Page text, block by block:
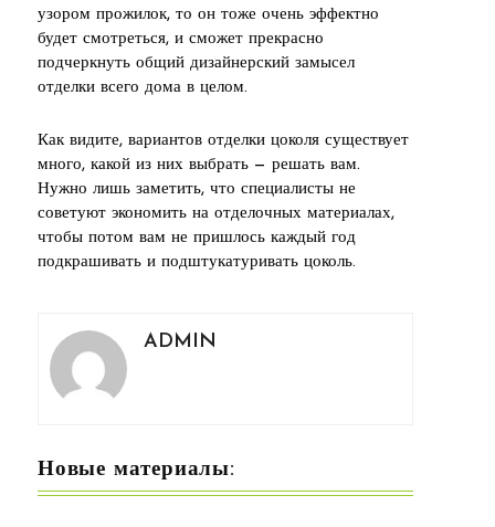
узором прожилок, то он тоже очень эффектно
будет смотреться, и сможет прекрасно
подчеркнуть общий дизайнерский замысел
отделки всего дома в целом.
Как видите, вариантов отделки цоколя существует
много, какой из них выбрать — решать вам.
Нужно лишь заметить, что специалисты не
советуют экономить на отделочных материалах,
чтобы потом вам не пришлось каждый год
подкрашивать и подштукатуривать цоколь.
ADMIN
Новые материалы: